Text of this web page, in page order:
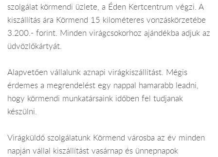
szolgálat körmendi üzlete, a Éden Kertcentrum végzi. A
kiszállítás ára Körmend 15 kilométeres vonzáskörzetébe
3.200.- forint. Minden virágcsokorhoz ajándékba adjuk az
üdvözlőkártyát.
Alapvetően vállalunk aznapi virágkiszállítást. Mégis
érdemes a megrendelést egy nappal hamarabb leadni,
hogy körmendi munkatársaink időben fel tudjanak
készülni.
Virágküldő szolgálatunk Körmend városba az év minden
napján vállal kiszállítást vasárnap és ünnepnapok